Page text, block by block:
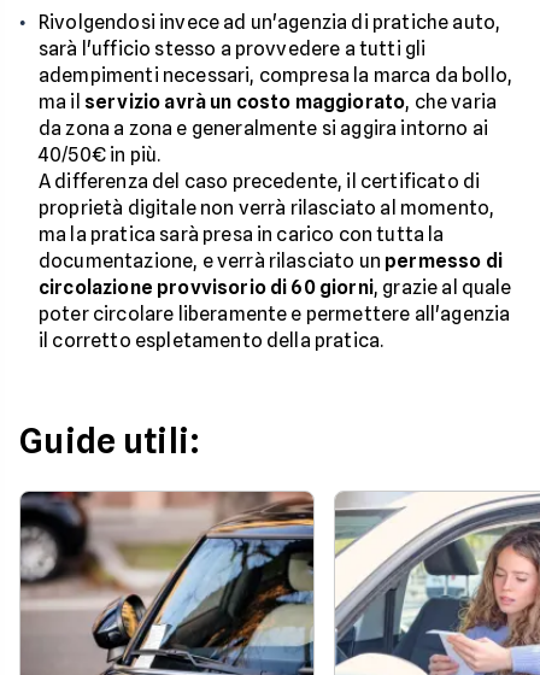
Rivolgendosi invece ad un'agenzia di pratiche auto,
sarà l'ufficio stesso a provvedere a tutti gli
adempimenti necessari, compresa la marca da bollo,
ma il servizio avrà un costo maggiorato, che varia
da zona a zona e generalmente si aggira intorno ai
40/50€ in più.
A differenza del caso precedente, il certificato di
proprietà digitale non verrà rilasciato al momento,
ma la pratica sarà presa in carico con tutta la
documentazione, e verrà rilasciato un permesso di
circolazione provvisorio di 60 giorni, grazie al quale
poter circolare liberamente e permettere all'agenzia
il corretto espletamento della pratica.
Guide utili: